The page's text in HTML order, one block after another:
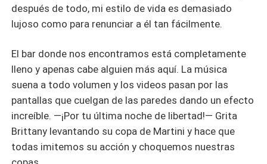
después de todo, mi estilo de vida es demasiado
lujoso como para renunciar a él tan fácilmente.
El bar donde nos encontramos está completamente
lleno y apenas cabe alguien más aquí. La música
suena a todo volumen y los videos pasan por las
pantallas que cuelgan de las paredes dando un efecto
increíble. —¡Por tu última noche de libertad!— Grita
Brittany levantando su copa de Martini y hace que
todas imitemos su acción y choquemos nuestras